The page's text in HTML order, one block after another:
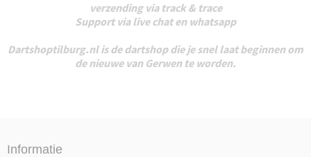
verzending via track & trace
Support via live chat en whatsapp
Dartshoptilburg.nl is de dartshop die je snel laat beginnen om
de nieuwe van Gerwen te worden.
Informatie